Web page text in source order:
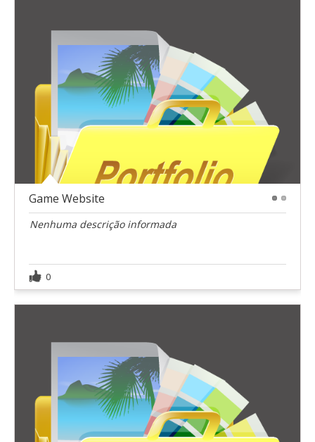
Game Website
Nenhuma descrição informada
0